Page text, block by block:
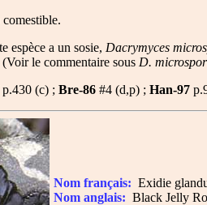
espèce a un sosie, Dacrymyces
(Voir le commentaire sous D.
p.430 (c) ; Bre-86 #4 (d,p) ; Han-97
Nom français: Exidie
Nom anglais: Black Jelly